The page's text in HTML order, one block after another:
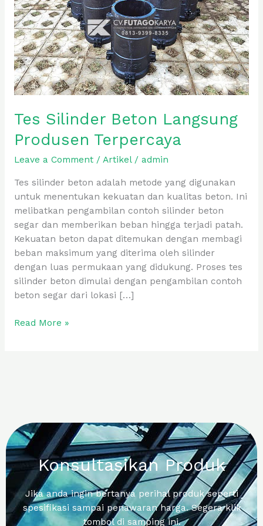
Tes Silinder Beton Langsung
Produsen Terpercaya
Leave a Comment / Artikel/ admin
Tes silinder beton adalah metode yang digunakan
untuk menentukan kekuatan dan kualitas beton. Ini
melibatkan pengambilan contoh silinder beton
segar dan memberikan beban hingga terjadi patah.
Kekuatan beton dapat ditemukan dengan membagi
beban maksimum yang diterima oleh silinder
dengan luas permukaan yang didukung. Proses tes
silinder beton dimulai dengan pengambilan contoh
beton segar dari lokasi […]
Read More »
Konsultasikan Produk
Jika anda ingin bertanya perihal produk seperti
spesifikasi sampai penawaran harga. Segera klik
tombol di samping ini.